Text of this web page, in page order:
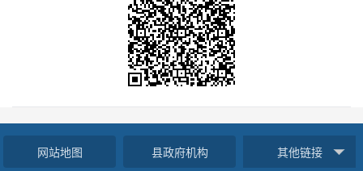
网站地图 县政府机构 其他链接